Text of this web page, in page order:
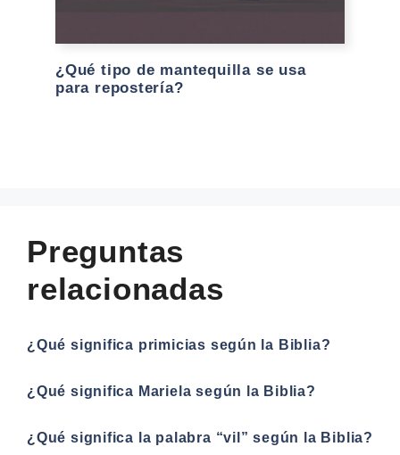
¿Qué tipo de mantequilla se usa
para repostería?
Preguntas
relacionadas
¿Qué significa primicias según la Biblia?
¿Qué significa Mariela según la Biblia?
¿Qué significa la palabra “vil” según la Biblia?